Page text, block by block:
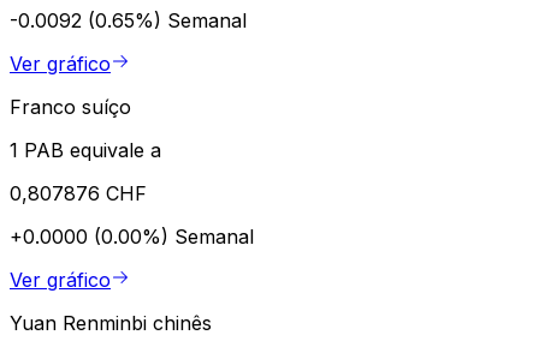
-0.0092 (0.65%) Semanal
Ver gráfico
Franco suíço
1 PAB equivale a
0,807876 CHF
+0.0000 (0.00%) Semanal
Ver gráfico
Yuan Renminbi chinês